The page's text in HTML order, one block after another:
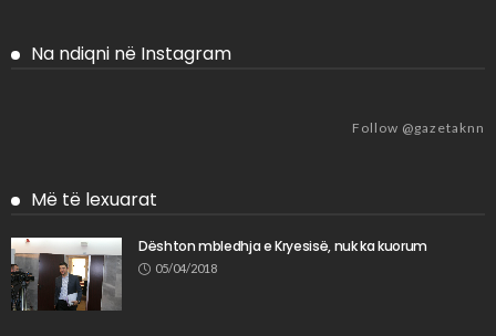
Na ndiqni në Instagram
Follow @gazetaknn
Më të lexuarat
Dështon mbledhja e Kryesisë, nuk ka kuorum
05/04/2018